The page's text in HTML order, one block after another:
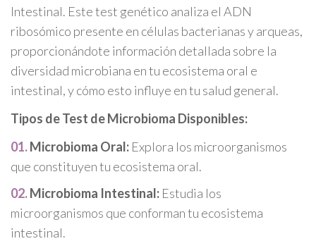
Intestinal. Este test genético analiza el ADN
ribosómico presente en células bacterianas y arqueas,
proporcionándote información detallada sobre la
diversidad microbiana en tu ecosistema oral e
intestinal, y cómo esto influye en tu salud general.
Tipos de Test de Microbioma Disponibles:
Microbioma Oral: Explora los microorganismos
que constituyen tu ecosistema oral.
Microbioma Intestinal: Estudia los
microorganismos que conforman tu ecosistema
intestinal.